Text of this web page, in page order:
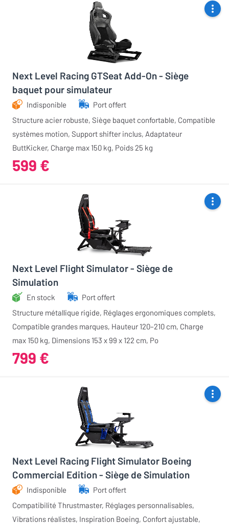
Next Level Racing GTSeat Add-On - Siège
baquet pour simulateur
Indisponible
Port offert
Structure acier robuste, Siège baquet confortable, Compatible
systèmes motion, Support shifter inclus, Adaptateur
ButtKicker, Charge max 150 kg, Poids 25 kg
599 €
Next Level Flight Simulator - Siège de
Simulation
En stock
Port offert
Structure métallique rigide, Réglages ergonomiques complets,
Compatible grandes marques, Hauteur 120–210 cm, Charge
max 150 kg, Dimensions 153 x 99 x 122 cm, Po
799 €
Next Level Racing Flight Simulator Boeing
Commercial Edition - Siège de Simulation
Indisponible
Port offert
Compatibilité Thrustmaster, Réglages personnalisables,
Vibrations réalistes, Inspiration Boeing, Confort ajustable,